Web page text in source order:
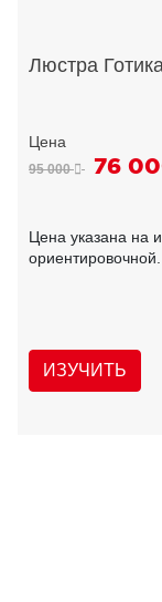
Люстра Готика
95 000 76
Цена указана на
ориентировочной.
ИЗУЧИТЬ